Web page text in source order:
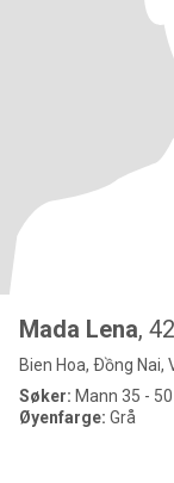
Mada Lena, 42
Bien Hoa, Ðồng Nai,
Søker: Mann 35 - 50
Øyenfarge: Grå